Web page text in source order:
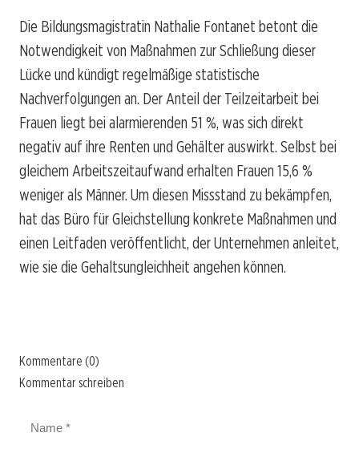
Die Bildungsmagistratin Nathalie Fontanet betont die
Notwendigkeit von Maßnahmen zur Schließung dieser
Lücke und kündigt regelmäßige statistische
Nachverfolgungen an. Der Anteil der Teilzeitarbeit bei
Frauen liegt bei alarmierenden 51 %, was sich direkt
negativ auf ihre Renten und Gehälter auswirkt. Selbst bei
gleichem Arbeitszeitaufwand erhalten Frauen 15,6 %
weniger als Männer. Um diesen Missstand zu bekämpfen,
hat das Büro für Gleichstellung konkrete Maßnahmen und
einen Leitfaden veröffentlicht, der Unternehmen anleitet,
wie sie die Gehaltsungleichheit angehen können.
Kommentare (0)
Kommentar schreiben